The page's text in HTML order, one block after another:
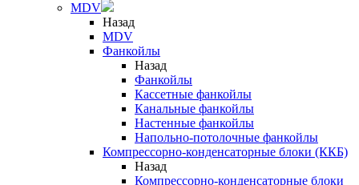
MDV
Назад
MDV
Фанкойлы
Назад
Фанкойлы
Кассетные фанкойлы
Канальные фанкойлы
Настенные фанкойлы
Напольно-потолочные фанкойлы
Компрессорно-конденсаторные блоки (ККБ)
Назад
Компрессорно-конденсаторные блоки